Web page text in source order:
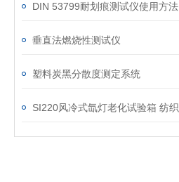
DIN 53799耐划痕测试仪使用方法
垂直法燃烧性测试仪
塑料炭黑分散度测定系统